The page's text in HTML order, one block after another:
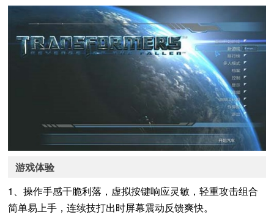
游戏体验
1、操作手感干脆利落，虚拟按键响应灵敏，轻重攻击组合
简单易上手，连续技打出时屏幕震动反馈爽快。